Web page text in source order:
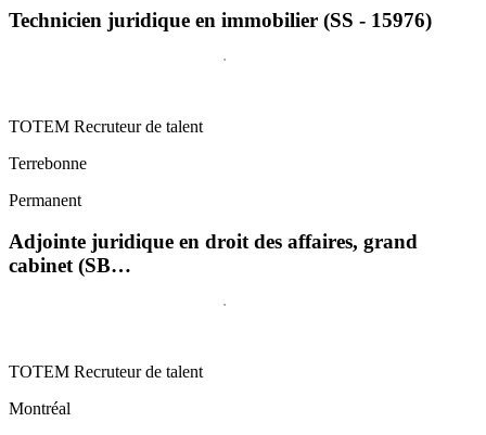
Technicien juridique en immobilier (SS - 15976)
TOTEM Recruteur de talent
Terrebonne
Permanent
Adjointe juridique en droit des affaires, grand
cabinet (SB…
TOTEM Recruteur de talent
Montréal